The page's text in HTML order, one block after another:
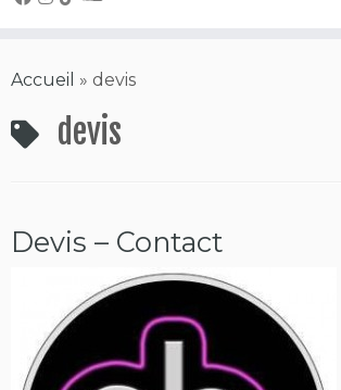
Accueil » devis
devis
Devis – Contact